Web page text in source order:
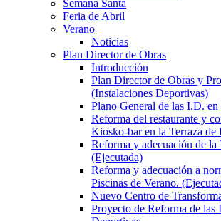
Semana Santa
Feria de Abril
Verano
Noticias
Plan Director de Obras
Introducción
Plan Director de Obras y
(Instalaciones Deportivas)
Plano General de las I.D. en
Reforma del restaurante y
Kiosko-bar en la Terraza de
Reforma y adecuación de la
(Ejecutada)
Reforma y adecuación a
Piscinas de Verano.
Nuevo Centro de
Proyecto de Reforma de las